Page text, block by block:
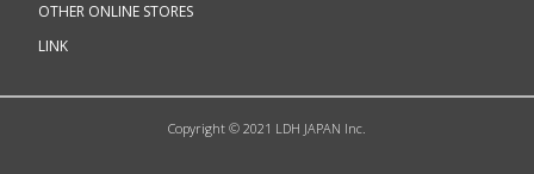
OTHER ONLINE STORES
LINK
Copyright © 2021 LDH JAPAN Inc.